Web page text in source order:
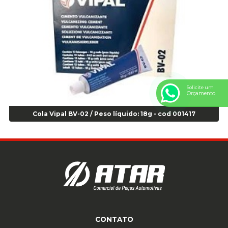
Anel Centralizador Renault 4pçs - Marrom - Cod 01467
Anel Centralizador Toyota 4pçs - Preto - Cod 01335
Anel Centralizador VW 4pçs - Laranja - Cod 00520
Anel de vedação Jumbo OR-224 TG - Cod: 03749
Anel de vedação Jumbo OR-449 Cod: 03752
Anel p/ montagem de pneu s/cam aro 22,5 - Cod 00166
Anel para Montagem do Pneu Sem Câmara Aro 24,5 - Cod 02935
Anel para Vedação OR 25 - Cod 01766
Anel para Vedação OR 325 - Cod 03390
Anel para Vedação OR 325 Nacional -Cod 01768
Anel para Vedação OR 335 Importado - Cod 01771
Anel para Vedação OR 339 - Cod 01772
Anel para Vedação OR 88 - Cod 01767
Cola Vipal BV-02 / Peso líquido: 18g - cod 001417
CONTATO
Solicite um
Orçamento